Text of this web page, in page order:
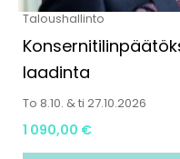
Taloushallinto
laadinta
To 8.10. & ti 27.10.2026
1 090,00 €